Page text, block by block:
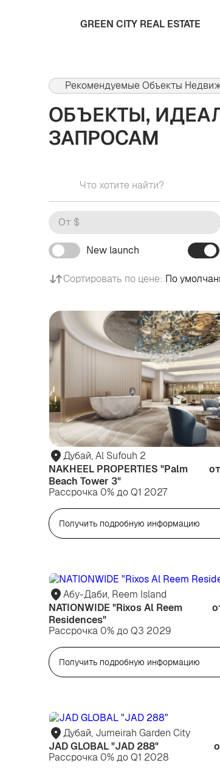
GREEN CITY REAL ESTATE
Рекомендуемые Объекты
ОБЪЕКТЫ,
ЗАПРОСАМ
New launch
Сортировать по цене:
Дубай, Al Sufouh 2
NAKHEEL PROPERTIES "Palm
Beach Tower 3"
Рассрочка 0% до Q1 2027
Получить подробную информацию
Абу-Даби, Reem Island
NATIONWIDE "Rixos Al Reem
Residences"
Рассрочка 0% до Q3 2029
Получить подробную информацию
Дубай, Jumeirah Garden City
JAD GLOBAL "JAD 288"
Рассрочка 0% до Q1 2028